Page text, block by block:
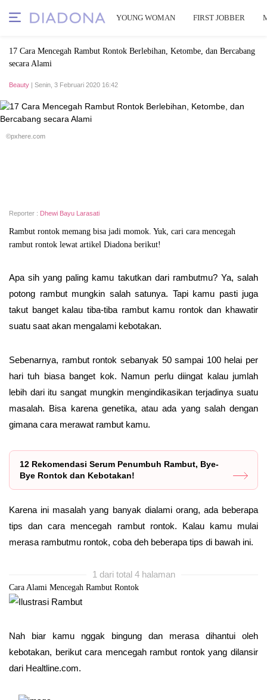
YOUNG WOMAN FIRST JOBBER
17 Cara Mencegah Rambut Rontok Berlebihan, Ketombe, dan Bercabang
secara Alami
Beauty | Senin, 3 Februari 2020 16:42
©pxhere.com
Reporter : Dhewi Bayu Larasati
Rambut rontok memang bisa jadi momok. Yuk, cari cara mencegah
rambut rontok lewat artikel Diadona berikut!
Apa sih yang paling kamu takutkan dari rambutmu? Ya, salah
potong rambut mungkin salah satunya. Tapi kamu pasti juga
takut banget kalau tiba-tiba rambut kamu rontok dan khawatir
suatu saat akan mengalami kebotakan.
Sebenarnya, rambut rontok sebanyak 50 sampai 100 helai per
hari tuh biasa banget kok. Namun perlu diingat kalau jumlah
lebih dari itu sangat mungkin mengindikasikan terjadinya suatu
masalah. Bisa karena genetika, atau ada yang salah dengan
gimana cara merawat rambut kamu.
12 Rekomendasi Serum Penumbuh Rambut, Bye-
Bye Rontok dan Kebotakan!
Karena ini masalah yang banyak dialami orang, ada beberapa
tips dan cara mencegah rambut rontok. Kalau kamu mulai
merasa rambutmu rontok, coba deh beberapa tips di bawah ini.
1 dari total 4 halaman
Cara Alami Mencegah Rambut Rontok
Nah biar kamu nggak bingung dan merasa dihantui oleh
kebotakan, berikut cara mencegah rambut rontok yang dilansir
dari Healtline.com.